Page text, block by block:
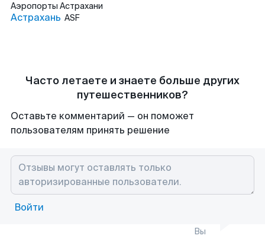
Аэропорты Астрахани
Астрахань ASF
Часто летаете и знаете больше других
путешественников?
Оставьте комментарий — он поможет
пользователям принять решение
Войти
Вы